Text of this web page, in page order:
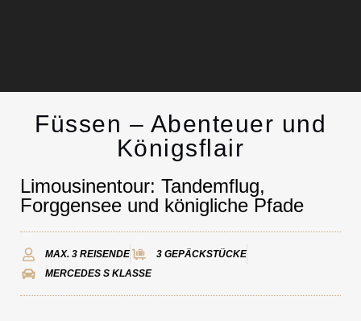
Chauffeurservice
Kontakt
Füssen – Abenteuer und
Königsflair
Limousinentour: Tandemflug,
Forggensee und königliche Pfade
MAX. 3 REISENDE
3 GEPÄCKSTÜCKE
MERCEDES S KLASSE